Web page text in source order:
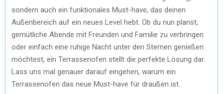
sondern auch ein funktionales Must-have, das deinen
Außenbereich auf ein neues Level hebt. Ob du nun planst,
gemütliche Abende mit Freunden und Familie zu verbringen
oder einfach eine ruhige Nacht unter den Sternen genießen
möchtest, ein Terrassenofen stellt die perfekte Lösung dar.
Lass uns mal genauer darauf eingehen, warum ein
Terrassenofen das neue Must-have für draußen ist.